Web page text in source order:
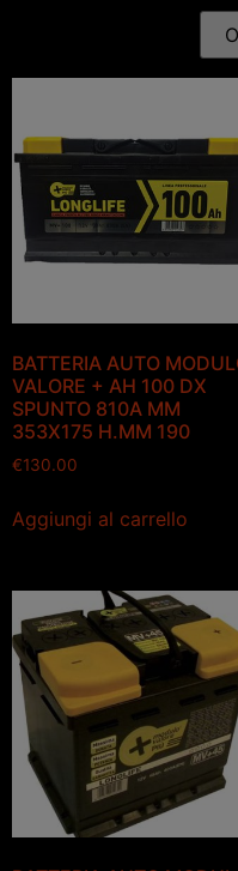
BATTERIA AUTO
VALORE + AH 100 DX
SPUNTO 810A MM
353X175 H.MM 190
€130.00
Aggiungi al carrello